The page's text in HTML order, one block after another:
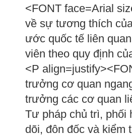
<FONT face=Arial
về sự tương thích
ước quốc tế liên
viên theo quy định
<P
trưởng cơ quan
trưởng các cơ quan
Tư pháp chủ trì, phối
dõi, đôn đốc và kiểm